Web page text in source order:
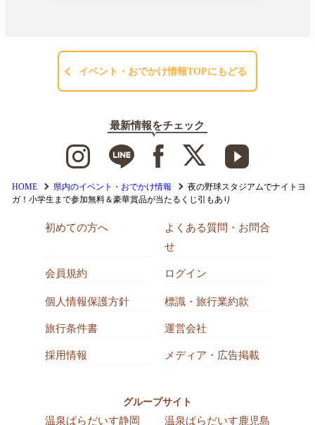
イベント・おでかけ情報TOPにもどる
最新情報をチェック
HOME 県内のイベント・おでかけ情報
夜の野球スタジアムでナイトヨ
ガ！小学生まで参加無料＆豪華賞品が当たるくじ引もあり
初めての方へ
よくある質問・お問合
せ
会員規約 ログイン
個人情報保護方針 標識・旅行業約款
旅行条件書 運営会社
採用情報 メディア・広告掲載
グループサイト
温泉ぱらだいす静岡 温泉ぱらだいす鹿児島